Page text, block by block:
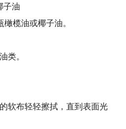
子油
橄榄油或椰子油。
类。
软布轻轻擦拭，直到表面光